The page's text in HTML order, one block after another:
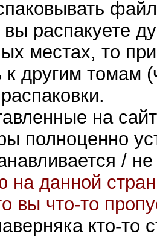
вы распакуете
местах, то
к другим томам
на
полноценно
/
данной
вы что-то
кто-то